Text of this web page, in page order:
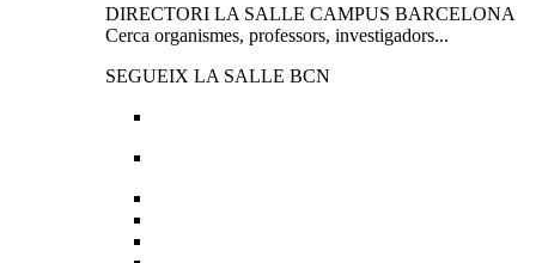
DIRECTORI LA SALLE CAMPUS BARCELONA
Cerca organismes, professors, investigadors...
SEGUEIX LA SALLE BCN